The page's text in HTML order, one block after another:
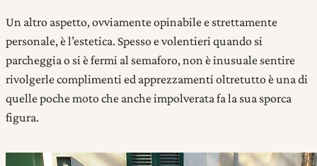
Un altro aspetto, ovviamente opinabile e strettamente
personale, è l’estetica. Spesso e volentieri quando si
parcheggia o si è fermi al semaforo, non è inusuale sentire
rivolgerle complimenti ed apprezzamenti oltretutto è una di
quelle poche moto che anche impolverata fa la sua sporca
figura.